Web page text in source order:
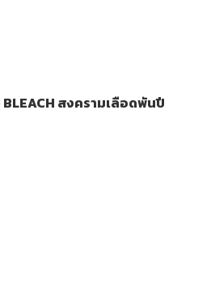
สงครามเลือดพันปี